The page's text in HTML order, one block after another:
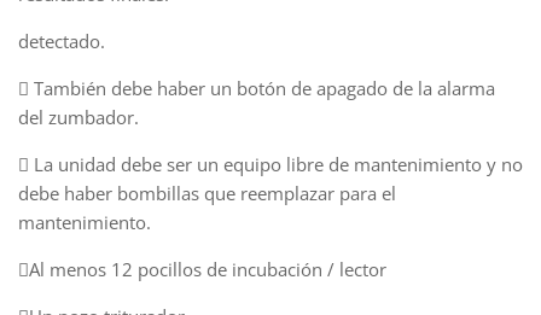
detectado.
 También debe haber un botón de apagado de la alarma
del zumbador.
 La unidad debe ser un equipo libre de mantenimiento y no
debe haber bombillas que reemplazar para el
mantenimiento.
Al menos 12 pocillos de incubación / lector